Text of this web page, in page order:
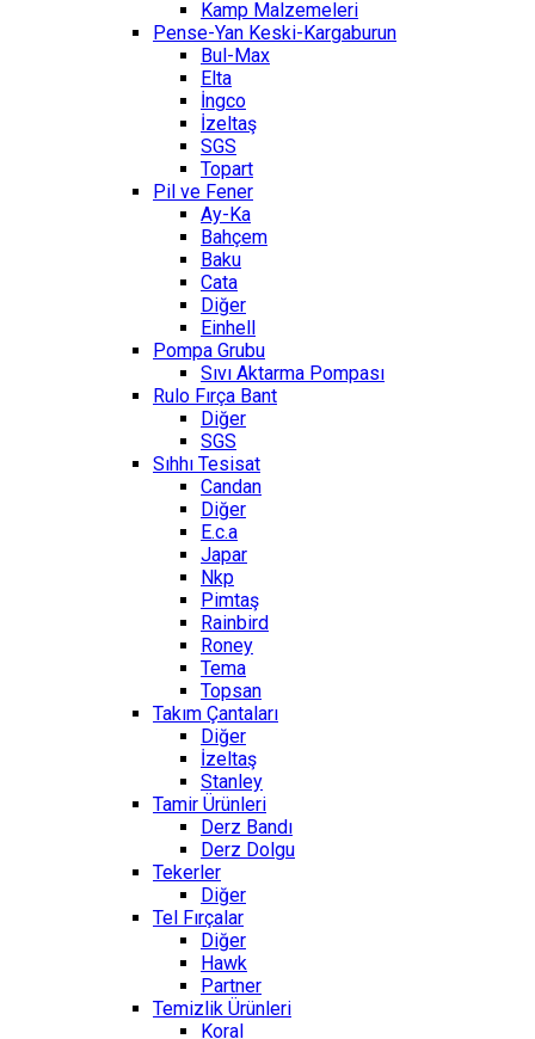
Kamp Malzemeleri
Pense-Yan Keski-Kargaburun
Bul-Max
Elta
İngco
İzeltaş
SGS
Topart
Pil ve Fener
Ay-Ka
Bahçem
Baku
Cata
Diğer
Einhell
Pompa Grubu
Sıvı Aktarma Pompası
Rulo Fırça Bant
Diğer
SGS
Sıhhı Tesisat
Candan
Diğer
E.c.a
Japar
Nkp
Pimtaş
Rainbird
Roney
Tema
Topsan
Takım Çantaları
Diğer
İzeltaş
Stanley
Tamir Ürünleri
Derz Bandı
Derz Dolgu
Tekerler
Diğer
Tel Fırçalar
Diğer
Hawk
Partner
Temizlik Ürünleri
Koral